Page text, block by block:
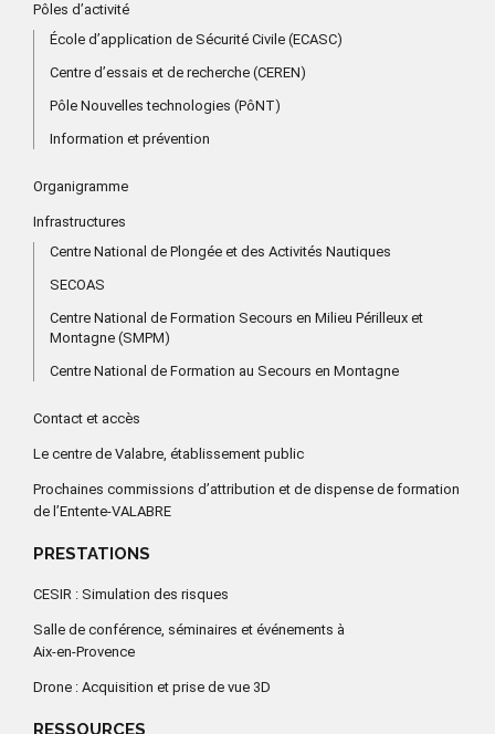
Pôles d’activité
École d’application de Sécurité Civile (ECASC)
Centre d’essais et de recherche (CEREN)
Pôle Nouvelles technologies (PôNT)
Information et prévention
Organigramme
Infrastructures
Centre National de Plongée et des Activités Nautiques
SECOAS
Centre National de Formation Secours en Milieu Périlleux et
Montagne (SMPM)
Centre National de Formation au Secours en Montagne
Contact et accès
Le centre de Valabre, établissement public
Prochaines commissions d’attribution et de dispense de formation
de l’Entente-VALABRE
PRESTATIONS
CESIR : Simulation des risques
Salle de conférence, séminaires et événements à
Aix-en-Provence
Drone : Acquisition et prise de vue 3D
RESSOURCES